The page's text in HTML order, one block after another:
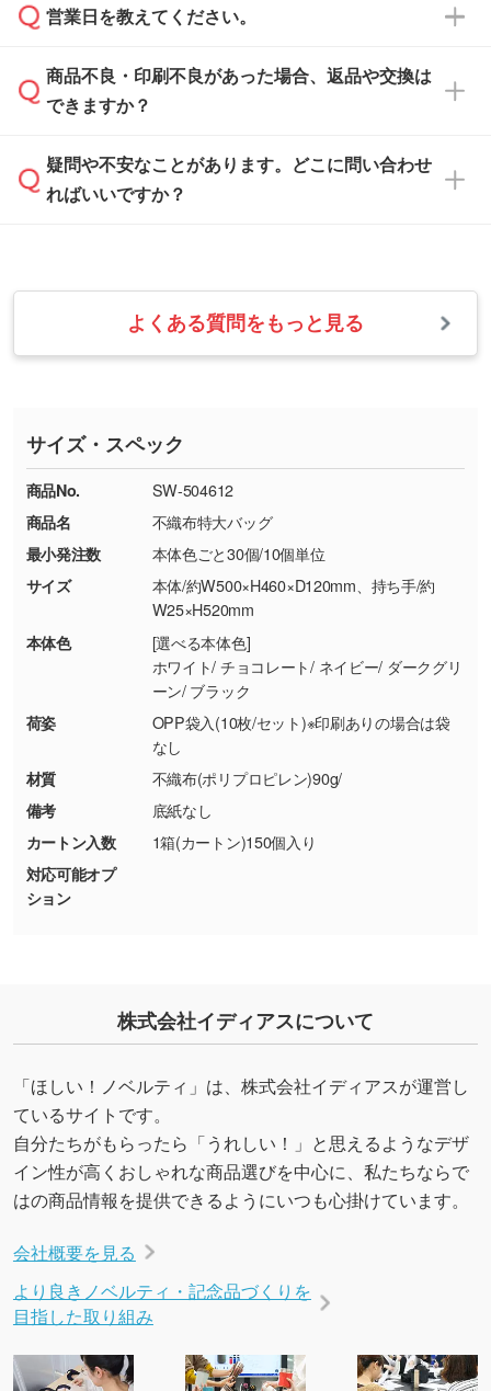
なお、印刷用データの作り方に関する詳細は、
・解像度の低いデータをトレース/調整してほ
しい
解像度の低い画像や、手書きのイラスト、写真
などを、印刷に適したベクターデータに変換し
・フルカラーデータを1色に変換してほしい
・1色印刷でグラデーションや濃淡を表現した
い
す。→詳しく見る
・コーポレートカラーを使って印刷したい／印
刷色にこだわりがある
DIC・PANTONEなどのカラーチップの指定や、
現物支給による色指定も承っております。→詳
・背景がある画像からキャラクター部分だけを
使いたいです
シンプルな背景のデータや、使いたいキャラク
ター部分の輪郭がはっきりしているデータは切
り抜き処理が可能です。→詳しく見る
・持っているデータの背景が足りない／塗り足
しの作り方が分からない
印刷したいデータが印刷範囲よりも小さい場
合、シンプルな色・柄の背景であれば拡張が可
を生成してほしい
URLをご指定いただければ、QRコードを生成
いたします。配置のご相談にも応じています。
→詳しく見る
ご希望や商品の本体色を確認し、印刷色をご提
本体色がブラック、ネイビーなど濃色の場合は
白色か淡い色の印刷色をおすすめしておりま
す。
本体色がナチュラルなど淡色の場合、印刷をく
っきりと目立たせたいときは濃い印刷色が、柔
らかい雰囲気にしたいときは淡い印刷色が映え
また、お選びいただいた印刷色が本体色に合わ
ない場合や仕上がりに影響しそうな場合は、ス
タッフから別の色をご案内することもございま
営業日を教えてください。
営業日は平日の10:00～18:00で、土日祝日はお
休みとなります。注文・見積・お問い合わせ
速やかに対応いたします。
商品不良・印刷不良があった場合、返品や交換は
できますか？
お手数をお掛けいたしますが、至急担当スタッ
フまでご連絡ください。商品の状況を確認し、
・お届け時に商品が損傷・故障している場合
・ご注文と異なる商品が届いた場合
・印刷不良があった場合
※詳しくは「商品の良品基準について
ください。
【返品・交換ができない場合】
・お客様の元で商品を加工された場合、または
商品が破損した場合
・商品到着後7日以上経過している場合
・お客様のご都合による返品・交換依頼(商
品・色・数量などの注文間違い等)
疑問や不安なことがあります。どこに問い合わせ
ればいいですか？
業日以内に担当スタッフよりメールにてご連絡
いたします。
お急ぎの場合はお電話でのご質問も受け付けて
TEL：0422-29-9911 営業時間10:00～
18:00(土日祝日除く)
お問い合わせフォームはこちら
よくある質問をもっと見る
サイズ・スペック
商品No.
SW-504612
商品名
不織布特大バッグ
最小発注数
本体色ごと30個/10個単位
サイズ
本体/約W500×H460×D120mm、持ち手/約
W25×H520mm
本体色
[選べる本体色]
ホワイト/ チョコレート/ ネイビー/ ダークグリ
ーン/ ブラック
荷姿
OPP袋入(10枚/セット)※印刷ありの場合は袋
なし
材質
不織布(ポリプロピレン)90g/
備考
底紙なし
カートン入数
1箱(カートン)150個入り
対応可能オプ
ション
株式会社イディアスについて
「ほしい！ノベルティ」は、株式会社イディアスが運営し
ているサイトです。
自分たちがもらったら「うれしい！」と思えるようなデザ
イン性が高くおしゃれな商品選びを中心に、私たちならで
はの商品情報を提供できるようにいつも心掛けています。
会社概要を見る
より良きノベルティ・記念品づくりを
目指した取り組み